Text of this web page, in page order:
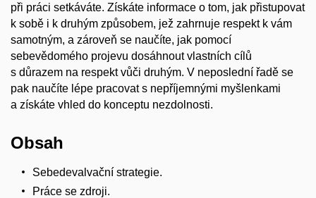
při práci setkáváte. Získáte informace o tom, jak přistupovat
k sobě i k druhým způsobem, jež zahrnuje respekt k vám
samotným, a zároveň se naučíte, jak pomocí
sebevědomého projevu dosáhnout vlastních cílů
s důrazem na respekt vůči druhým. V neposlední řadě se
pak naučíte lépe pracovat s nepříjemnými myšlenkami
a získáte vhled do konceptu nezdolnosti.
Obsah
Sebedevalvační strategie.
Práce se zdroji.